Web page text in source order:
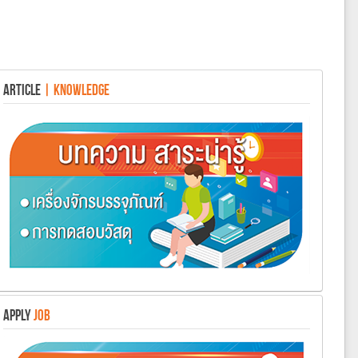
ARTICLE | KNOWLEDGE
APPLYJOB